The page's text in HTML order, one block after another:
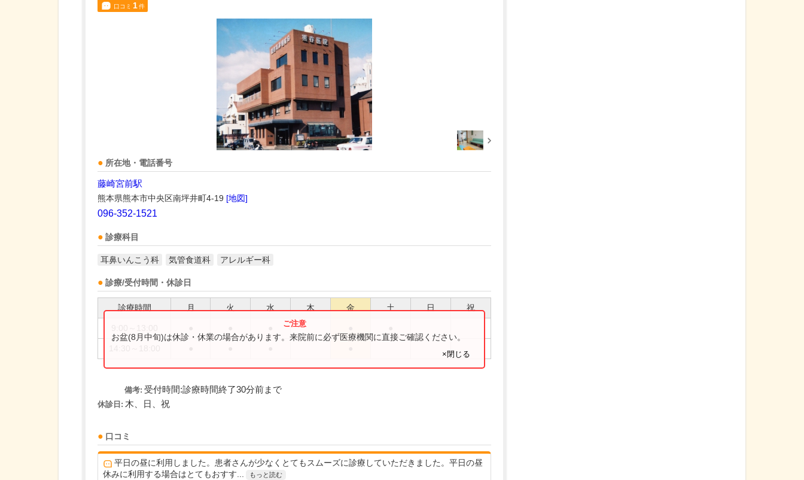
口コミ 1件
所在地・電話番号
藤崎宮前駅
熊本県熊本市中央区南坪井町4-19 [地図]
096-352-1521
診療科目
耳鼻いんこう科 気管食道科 アレルギー科
診療/受付時間・休診日
診療時間 月 火 水 木 金 土 日 祝
お盆(8月中旬)は休診・休業の場合があります。来院前に必ず医療機関に直接ご確認ください。
×閉じる
備考: 受付時間:診療時間終了30分前まで
休診日: 木、日、祝
口コミ
平日の昼に利用しました。患者さんが少なくとてもスムーズに診療していただきました。平日の昼
休みに利用する場合はとてもおすす...
もっと読む